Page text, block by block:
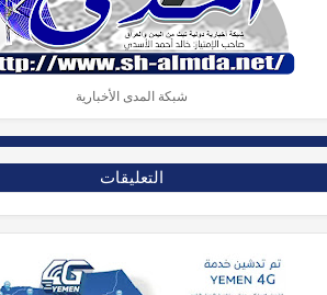
شبكة المدى الأخبارية
التعليقات